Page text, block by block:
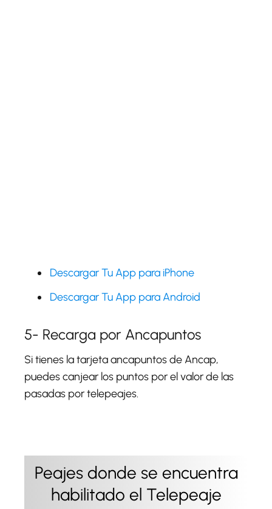
Descargar Tu App para iPhone
Descargar Tu App para Android
5- Recarga por Ancapuntos
Si tienes la tarjeta ancapuntos de Ancap,
puedes canjear los puntos por el valor de las
pasadas por telepeajes.
Peajes donde se encuentra
habilitado el Telepeaje